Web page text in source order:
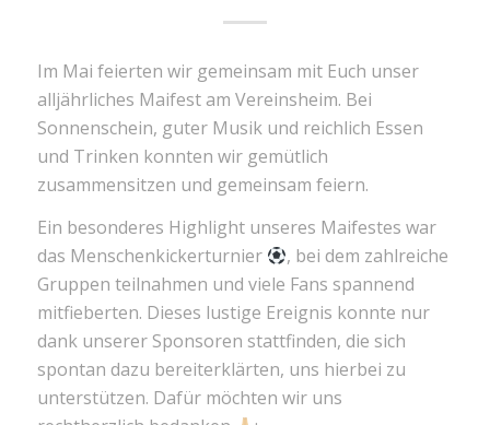
Im Mai feierten wir gemeinsam mit Euch unser
alljährliches Maifest am Vereinsheim. Bei
Sonnenschein, guter Musik und reichlich Essen
und Trinken konnten wir gemütlich
zusammensitzen und gemeinsam feiern.
Ein besonderes Highlight unseres Maifestes war
das Menschenkickerturnier
, bei dem zahlreiche
Gruppen teilnahmen und viele Fans spannend
mitfieberten. Dieses lustige Ereignis konnte nur
dank unserer Sponsoren stattfinden, die sich
spontan dazu bereiterklärten, uns hierbei zu
unterstützen. Dafür möchten wir uns